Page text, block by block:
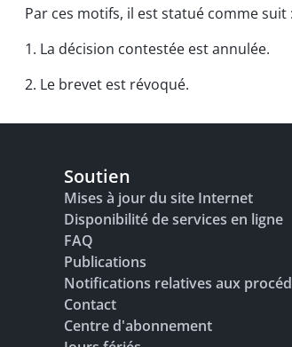
Par ces motifs, il est statué comme suit :
1. La décision contestée est annulée.
2. Le brevet est révoqué.
Soutien
Mises à jour du site Internet
Disponibilité de services en ligne
FAQ
Publications
Notifications relatives aux
Contact
Centre d'abonnement